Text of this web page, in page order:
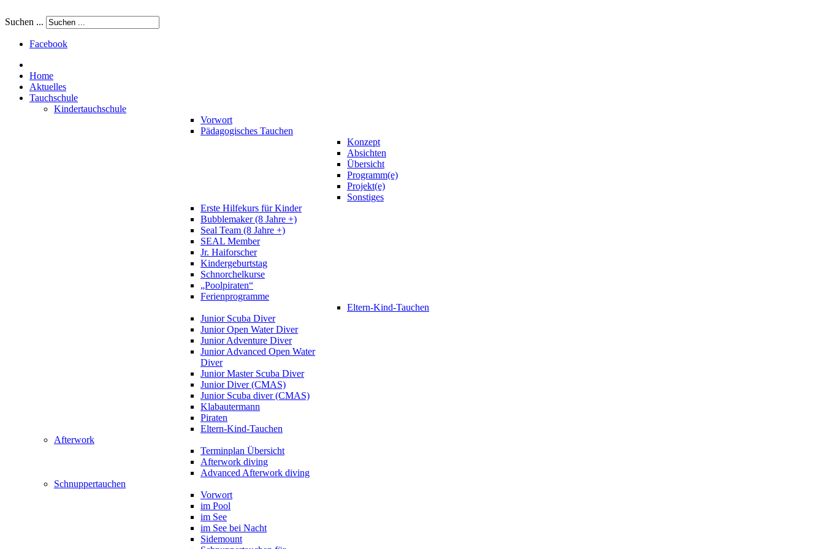
Suchen ...
Facebook
Home
Aktuelles
Tauchschule
Kindertauchschule
Vorwort
Pädagogisches Tauchen
Konzept
Absichten
Übersicht
Programm(e)
Projekt(e)
Sonstiges
Erste Hilfekurs für Kinder
Bubblemaker (8 Jahre +)
Seal Team (8 Jahre +)
SEAL Member
Jr. Haiforscher
Kindergeburtstag
Schnorchelkurse
„Poolpiraten“
Ferienprogramme
Eltern-Kind-Tauchen
Junior Scuba Diver
Junior Open Water Diver
Junior Adventure Diver
Junior Advanced Open Water
Diver
Junior Master Scuba Diver
Junior Diver (CMAS)
Junior Scuba diver (CMAS)
Klabautermann
Piraten
Eltern-Kind-Tauchen
Afterwork
Terminplan Übersicht
Afterwork diving
Advanced Afterwork diving
Schnuppertauchen
Vorwort
im Pool
im See
im See bei Nacht
Sidemount